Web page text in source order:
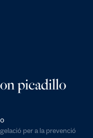
picadillo
per a la prevenció